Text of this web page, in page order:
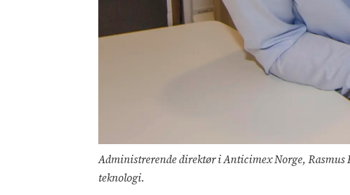
Administrerende direktør i Anticimex Norge, Rasmus
teknologi.